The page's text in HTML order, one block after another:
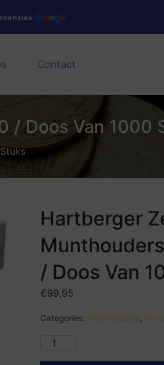
Contact
/ Doos Van 1000
Hartberger
/ Doos Van
€99,95
Categories: Munthouders Per